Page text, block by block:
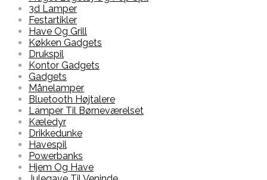
3d Lamper
Festartikler
Have Og Grill
Køkken Gadgets
Drukspil
Kontor Gadgets
Gadgets
Månelamper
Bluetooth Højtalere
Lamper Til Børneværelset
Kæledyr
Drikkedunke
Havespil
Powerbanks
Hjem Og Have